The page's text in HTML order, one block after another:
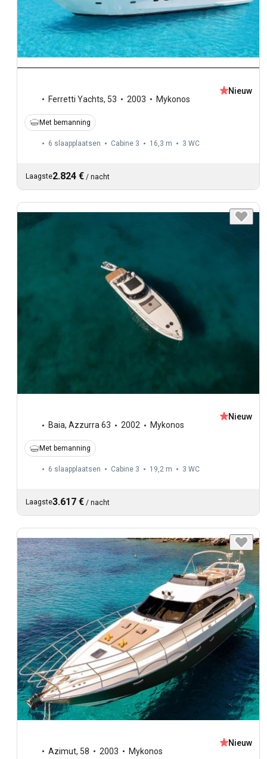
Ferretti Yachts, 53 2003 Mykonos
Nieuw
Met bemanning
6 slaapplaatsen Cabine 3 16,3 m 3 WC
Laagste2.824 € / nacht
Baia, Azzurra 63 2002 Mykonos
Nieuw
Met bemanning
6 slaapplaatsen Cabine 3 19,2 m 3 WC
Laagste3.617 € / nacht
Azimut, 58 2003 Mykonos
Nieuw